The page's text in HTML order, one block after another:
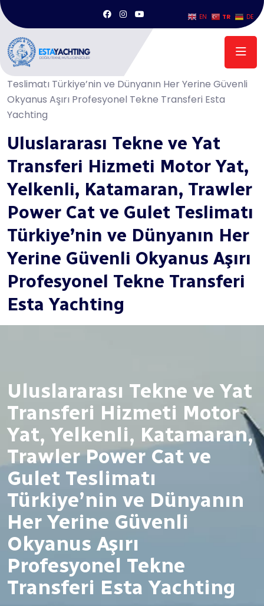
EN TR DE
Anasayfa
/
Uluslararası Tekne ve Yat Transferi Hizmeti Motor Yat,
Yelkenli, Katamaran, Trawler Power Cat ve Gulet
Teslimatı Türkiye’nin ve Dünyanın Her Yerine Güvenli
Okyanus Aşırı Profesyonel Tekne Transferi Esta
Yachting
Uluslararası Tekne ve Yat
Transferi Hizmeti Motor Yat,
Yelkenli, Katamaran, Trawler
Power Cat ve Gulet Teslimatı
Türkiye’nin ve Dünyanın Her
Yerine Güvenli Okyanus Aşırı
Profesyonel Tekne Transferi
Esta Yachting
Uluslararası Tekne ve Yat
Transferi Hizmeti Motor
Yat, Yelkenli, Katamaran,
Trawler Power Cat ve
Gulet Teslimatı
Türkiye’nin ve Dünyanın
Her Yerine Güvenli
Okyanus Aşırı
Profesyonel Tekne
Transferi Esta Yachting